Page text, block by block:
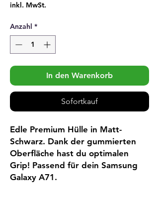
inkl. MwSt.
Anzahl *
In den Warenkorb
Sofortkauf
Edle Premium Hülle in Matt-
Schwarz. Dank der gummierten
Oberfläche hast du optimalen
Grip! Passend für dein Samsung
Galaxy A71.